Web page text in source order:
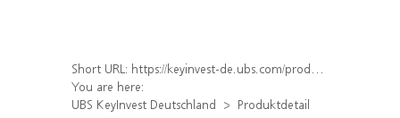
Short URL: https://keyinvest-de.ubs.com/produkt/detail/index/isin/DE000WA53XD4
You are here:
UBS KeyInvest Deutschland
Produktdetail